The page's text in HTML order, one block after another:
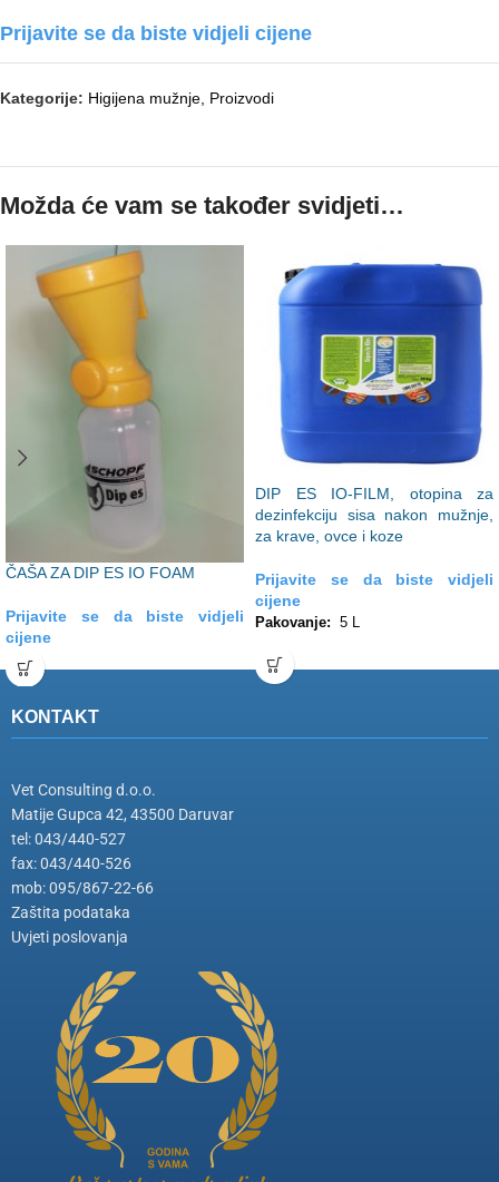
Prijavite se da biste vidjeli cijene
Kategorije: Higijena mužnje Proizvodi
Možda će vam se također svidjeti…
ČAŠA ZA DIP ES IO FOAM
Prijavite se da biste vidjeli
cijene
DIP ES IO-FILM, otopina za
dezinfekciju sisa nakon mužnje,
za krave, ovce i koze
Prijavite se da biste vidjeli
cijene
Pakovanje: 5 L
KONTAKT
Vet Consulting d.o.o.
Matije Gupca 42, 43500 Daruvar
tel: 043/440-527
fax: 043/440-526
mob: 095/867-22-66
Zaštita podataka
Uvjeti poslovanja